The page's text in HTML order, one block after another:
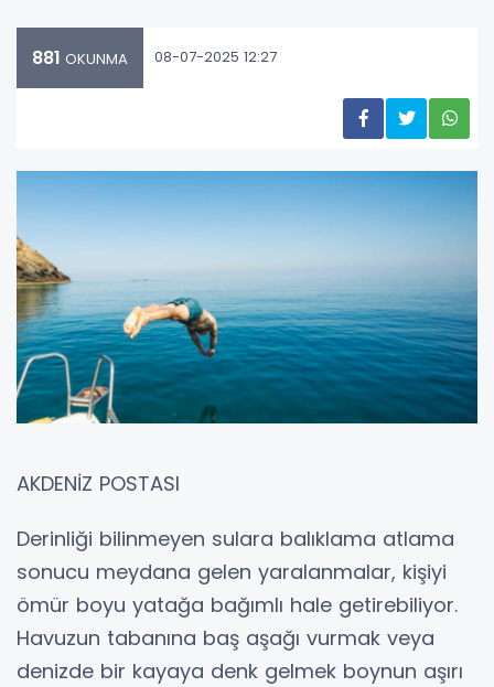
881 OKUNMA 08-07-2025 12:27
AKDENİZ POSTASI
Derinliği bilinmeyen sulara balıklama atlama
sonucu meydana gelen yaralanmalar, kişiyi
ömür boyu yatağa bağımlı hale getirebiliyor.
Havuzun tabanına baş aşağı vurmak veya
denizde bir kayaya denk gelmek boynun aşırı